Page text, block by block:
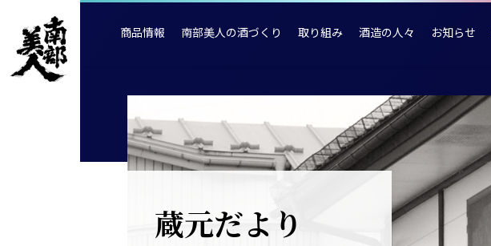
商品情報 南部美人の酒づくり 取り組み 酒造の人々 お知らせ
蔵元だより